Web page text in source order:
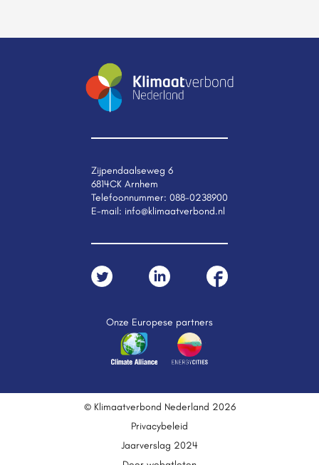
Zijpendaalseweg 6
6814CK Arnhem
Telefoonnummer: 088-0238900
E-mail: info@klimaatverbond.nl
Onze Europese partners
© Klimaatverbond Nederland 2026
Privacybeleid
Jaarverslag 2024